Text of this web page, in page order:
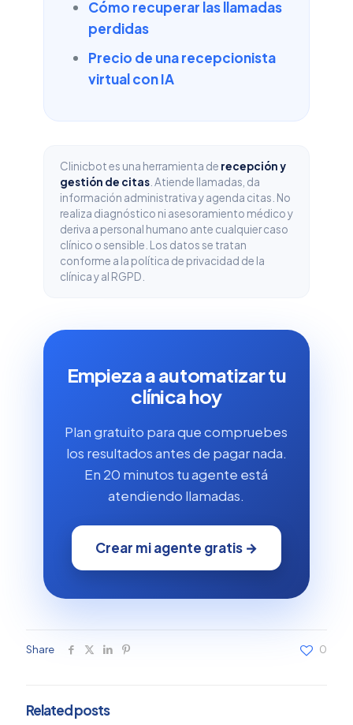
Cómo recuperar las llamadas
perdidas
Precio de una recepcionista
virtual con IA
Clinicbot es una herramienta de recepción y
gestión de citas. Atiende llamadas, da
información administrativa y agenda citas. No
realiza diagnóstico ni asesoramiento médico y
deriva a personal humano ante cualquier caso
clínico o sensible. Los datos se tratan
conforme a la política de privacidad de la
clínica y al RGPD.
Empieza a automatizar tu
clínica hoy
Plan gratuito para que compruebes
los resultados antes de pagar nada.
En 20 minutos tu agente está
atendiendo llamadas.
Crear mi agente gratis →
Share 0
Related posts